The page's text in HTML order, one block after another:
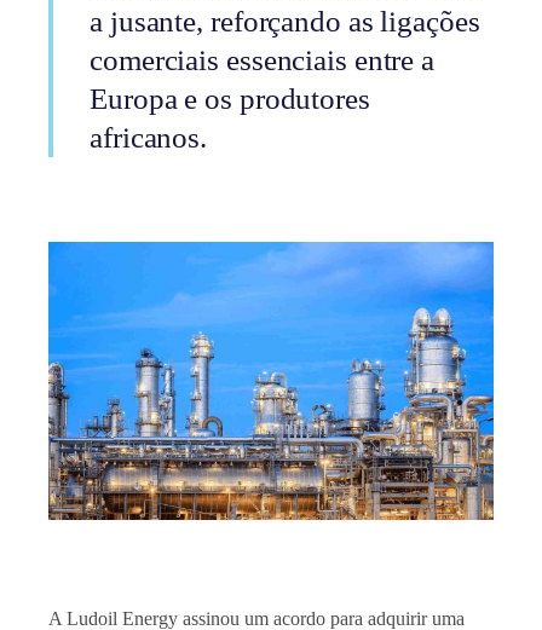
a jusante, reforçando as ligações
comerciais essenciais entre a
Europa e os produtores
africanos.
A Ludoil Energy assinou um acordo para adquirir uma